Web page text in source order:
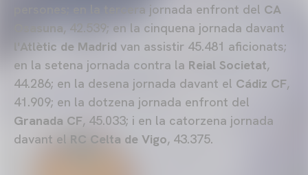
persones; en la tercera jornada enfront del CA
Osasuna , 42.539; en la cinquena jornada davant
l'Atlètic de Madrid van assistir 45.481 aficionats;
en la setena jornada contra la Reial Societat,
44.286; en la desena jornada davant el Cádiz CF,
41.909; en la dotzena jornada enfront del
Granada CF, 45.033; i en la catorzena jornada
davant el RC Celta de Vigo, 43.375.